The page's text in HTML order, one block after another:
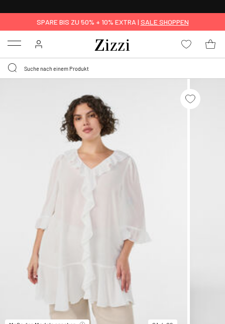
SPARE BIS ZU 50% + 10% EXTRA | SALE SHOPPEN
Menu